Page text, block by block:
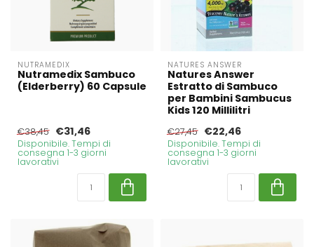
NUTRAMEDIX
Nutramedix Sambuco
(Elderberry) 60 Capsule
€38,45 €31,46
Disponibile. Tempi di
consegna 1-3 giorni
lavorativi
NATURES ANSWER
Natures Answer
Estratto di Sambuco
per Bambini Sambucus
Kids 120 Millilitri
€27,45 €22,46
Disponibile. Tempi di
consegna 1-3 giorni
lavorativi